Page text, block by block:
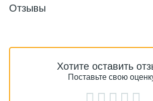
Отзывы
Хотите оставить
Поставьте свою